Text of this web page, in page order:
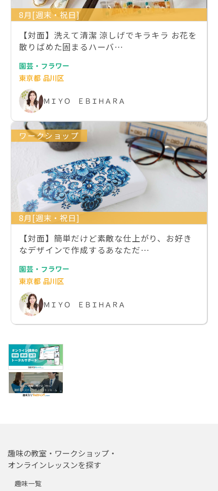
8月[週末・祝日]
【対面】洗えて清潔 涼しげでキラキラ お花を
散りばめた固まるハーバ…
園芸・フラワー
東京都 品川区
ＭＩＹＯ ＥＢＩＨＡＲＡ
ワークショップ
8月[週末・祝日]
【対面】簡単だけど素敵な仕上がり、お好き
なデザインで作成するあなただ…
園芸・フラワー
東京都 品川区
ＭＩＹＯ ＥＢＩＨＡＲＡ
趣味の教室・ワークショップ・
オンラインレッスンを探す
趣味一覧